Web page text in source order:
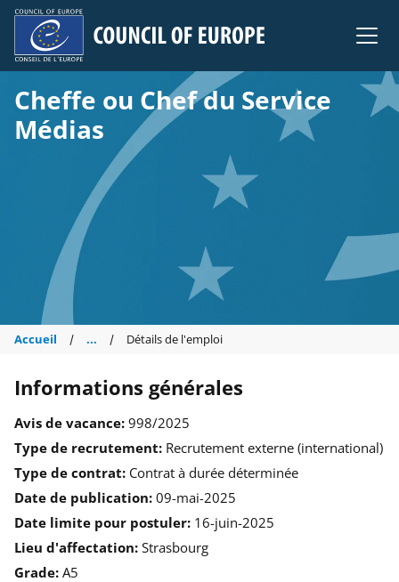
Council of Europe
Cheffe ou Chef du Service
Médias
Accueil ... Détails de l'emploi
Informations générales
Avis de vacance 998/2025
Type de recrutement Recrutement externe (international)
Type de contrat Contrat à durée déterminée
Date de publication 09-mai-2025
Date limite pour postuler 16-juin-2025
Lieu d'affectation Strasbourg
Grade A5